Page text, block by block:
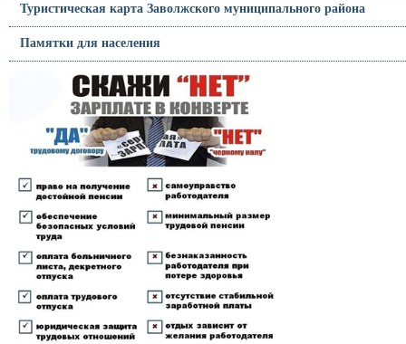
Туристическая карта Заволжского муниципального района
Памятки для населения